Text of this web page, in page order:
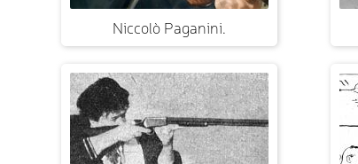
Niccolò Paganini.